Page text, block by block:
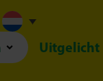
Uitgelicht